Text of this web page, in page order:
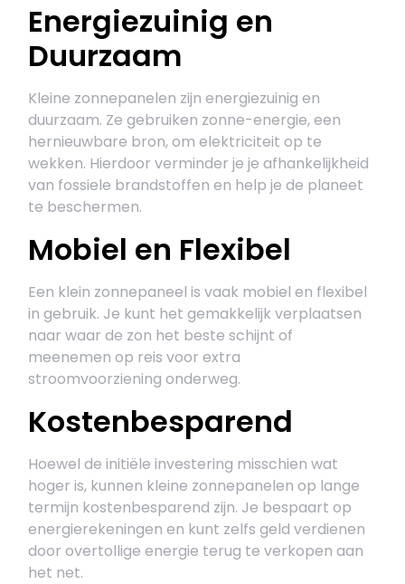
Energiezuinig en
Duurzaam
Kleine zonnepanelen zijn energiezuinig en
duurzaam. Ze gebruiken zonne-energie, een
hernieuwbare bron, om elektriciteit op te
wekken. Hierdoor verminder je je afhankelijkheid
van fossiele brandstoffen en help je de planeet
te beschermen.
Mobiel en Flexibel
Een klein zonnepaneel is vaak mobiel en flexibel
in gebruik. Je kunt het gemakkelijk verplaatsen
naar waar de zon het beste schijnt of
meenemen op reis voor extra
stroomvoorziening onderweg.
Kostenbesparend
Hoewel de initiële investering misschien wat
hoger is, kunnen kleine zonnepanelen op lange
termijn kostenbesparend zijn. Je bespaart op
energierekeningen en kunt zelfs geld verdienen
door overtollige energie terug te verkopen aan
het net.